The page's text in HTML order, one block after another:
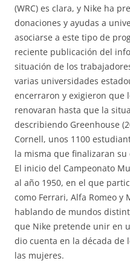
(WRC) es clara, y Nike ha
donaciones y ayudas a
asociarse a este tipo de
reciente publicación del
situación de los
varias universidades
encerraron y exigieron que
renovaran hasta que la
describiendo Greenhouse
Cornell, unos 1100
la misma que finalizaran
El inicio del Campeonato
al año 1950, en el que
como Ferrari, Alfa Romeo y
hablando de mundos
que Nike pretende unir en
dio cuenta en la década de
las mujeres.